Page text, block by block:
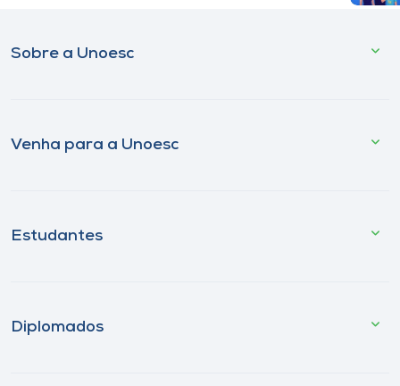
Sobre a Unoesc
Venha para a Unoesc
Estudantes
Diplomados